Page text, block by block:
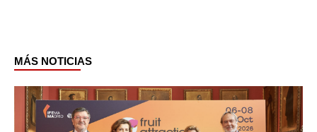
MÁS NOTICIAS
PagePagePagePagePage Page